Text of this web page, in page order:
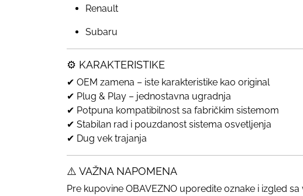
Renault
Subaru
⚙️ KARAKTERISTIKE
✔ OEM zamena – iste karakteristike kao original
✔ Plug & Play – jednostavna ugradnja
✔ Potpuna kompatibilnost sa fabričkim sistemom
✔ Stabilan rad i pouzdanost sistema osvetljenja
✔ Dug vek trajanja
⚠️ VAŽNA NAPOMENA
Pre kupovine OBAVEZNO uporedite oznake i izgled